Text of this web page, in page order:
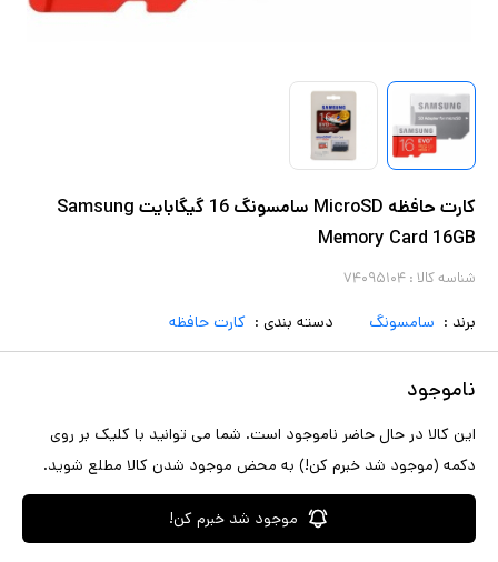
کارت حافظه MicroSD سامسونگ 16 گیگابایت Samsung
Memory Card 16GB
شناسه کالا : ۷۴۰۹۵۱۰۴
برند : سامسونگ دسته بندی : کارت حافظه
ناموجود
این کالا در حال حاضر ناموجود است. شما می توانید با کلیک بر روی
دکمه (موجود شد خبرم کن!) به محض موجود شدن کالا مطلع شوید.
موجود شد خبرم کن!